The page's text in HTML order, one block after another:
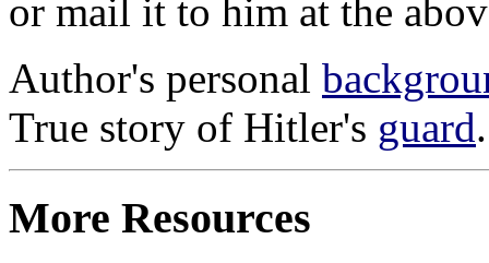
or mail it to him at the
Author's personal
True story of Hitler's guard.
More Resources